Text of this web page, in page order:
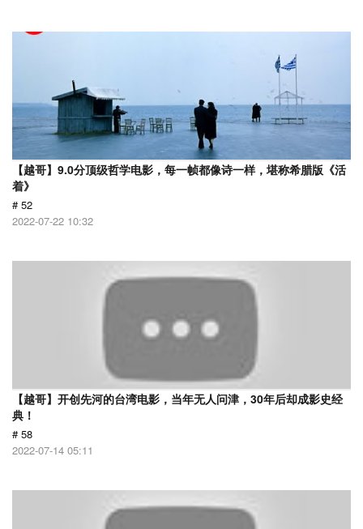
【越哥】9.0分顶级哲学电影，每一帧都像诗一样，堪称希腊版《活
着》
# 52
2022-07-22 10:32
【越哥】开创先河的台湾电影，当年无人问津，30年后却成影史经
典！
# 58
2022-07-14 05:11